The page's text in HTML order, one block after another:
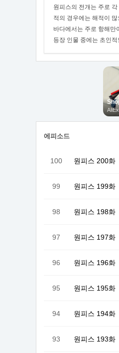
원피스의 전개는 주로
적의 경우에는 해적이
바다에서는 주로 항해만
등장 인물 중에는 초인
에피소드
100 원피스 200화
99 원피스 199화
98 원피스 198화
97 원피스 197화
96 원피스 196화
95 원피스 195화
94 원피스 194화
93 원피스 193화